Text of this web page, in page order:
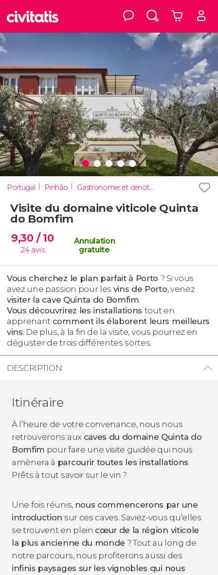
Portugal Pinhão Gastronomie et œnotourisme
Visite du domaine viticole Quinta
do Bomfim
9,30 / 10
24 avis
Annulation
gratuite
Vous cherchez le plan parfait à Porto ? Si vous
avez une passion pour les vins de Porto, venez
visiter la cave Quinta do Bomfim.
Vous découvrirez les installations tout en
apprenant comment ils élaborent leurs meilleurs
vins. De plus, à la fin de la visite, vous pourrez en
déguster de trois différentes sortes.
DESCRIPTION
Itinéraire
À l’heure de votre convenance, nous nous
retrouverons aux caves du domaine Quinta do
Bomfim pour faire une visite guidée qui nous
amènera à parcourir toutes les installations.
Prêts à tout savoir sur le vin ?
Une fois réunis, nous commencerons par une
introduction sur ces caves. Saviez-vous qu’elles
se trouvent en plein cœur de la région viticole
la plus ancienne du monde ? Tout au long de
notre parcours, nous profiterons aussi des
infinis paysages sur les vignobles qui nous